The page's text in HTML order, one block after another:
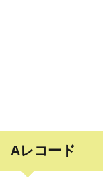
Aレコード